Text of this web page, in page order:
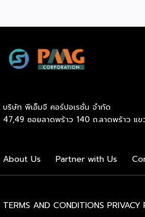
ความรู้โดยผู้ทรงคุณวุฒิคับคั่ง และกิ
และต่างประเทศ งานจัดต่อเนื่องร
ธุรกิจการค้า กระทรวงพาณิชย์ กล่า
Thailand & Thailand E-
บริษัท พีเอ็มจี คอร์ปอเรชั่น จำกัด
47,49 ซอยลาดพร้าว 140 ถ.ลาดพร้าว แ
About Us Partner with Us
TERMS AND CONDITIONS PRIVACY